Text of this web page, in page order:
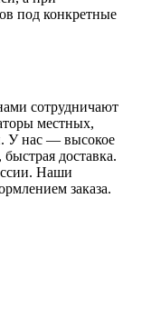
под конкретные
сотрудничают
местных,
У нас — высокое
доставка.
Наши
заказа.